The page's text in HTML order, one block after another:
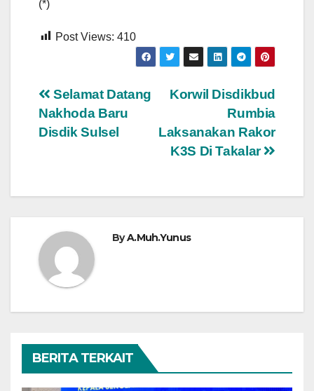
(*)
Post Views: 410
Navigasi
pos
Korwil Disdikbud
Rumbia
Laksanakan Rakor
K3S Di Takalar
Selamat Datang
Nakhoda Baru
Disdik Sulsel
ByA.Muh.Yunus
BERITA TERKAIT